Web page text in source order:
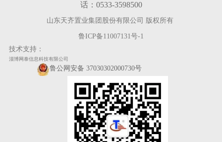
话：0533-3598500
山东天齐置业集团股份有限公司 版权所有
鲁ICP备11007131号-1
技术支持：
淄博网泰信息科技有限公司
鲁公网安备 37030302000730号